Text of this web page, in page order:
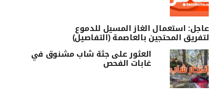
عاجل: استعمال الغاز المسيل للدموع
لتفريق المحتجين بالعاصمة (التفاصيل)
العثور على جثة شاب مشنوق في
غابات الفحص